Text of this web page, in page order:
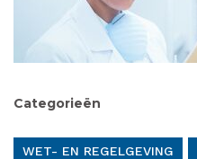
Categorieën
WET- EN REGELGEVING